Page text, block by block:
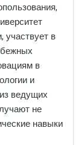
участвует в
в
и
ведущих
не
навыки